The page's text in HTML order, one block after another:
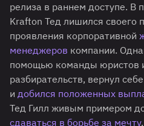
релиза в раннем доступе. В
Krafton Тед лишился своего
проявления корпоративной
менеджеров компании.
помощью команды юристов
разбирательств, вернул
и добился положенных
Тед Гилл живым примером
сдаваться в борьбе за мечту